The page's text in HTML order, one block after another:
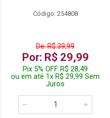
Código: 254808
De: R$ 39,99
Por: R$ 29,99
Pix 5% OFF R$ 28,49
ou em até 1x R$ 29,99 Sem
Juros